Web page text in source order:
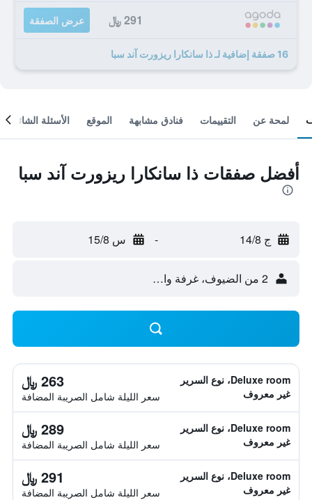
291 ﷼ عرض الصفقة
16 صفقة إضافية لـ ذا سانكارا ريزورت آند سبا
لمحة عن التقييمات فنادق مشابهة الموقع الأسئلة الشائعة
أفضل صفقات ذا سانكارا ريزورت آند سبا
ج 14/8 - س 15/8
2 من الضيوف، غرفة واحدة
Deluxe room، نوع السرير
غير معروف
263 ﷼
سعر الليلة شامل الصريبة المضافة
Deluxe room، نوع السرير
غير معروف
289 ﷼
سعر الليلة شامل الصريبة المضافة
Deluxe room، نوع السرير
غير معروف
291 ﷼
سعر الليلة شامل الصريبة المضافة